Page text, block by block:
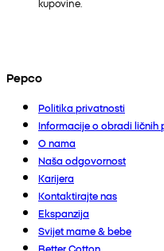
kupovine.
Pepco
Politika privatnosti
Informacije o obradi
O nama
Naša odgovornost
Karijera
Kontaktirajte nas
Ekspanzija
Svijet mame & bebe